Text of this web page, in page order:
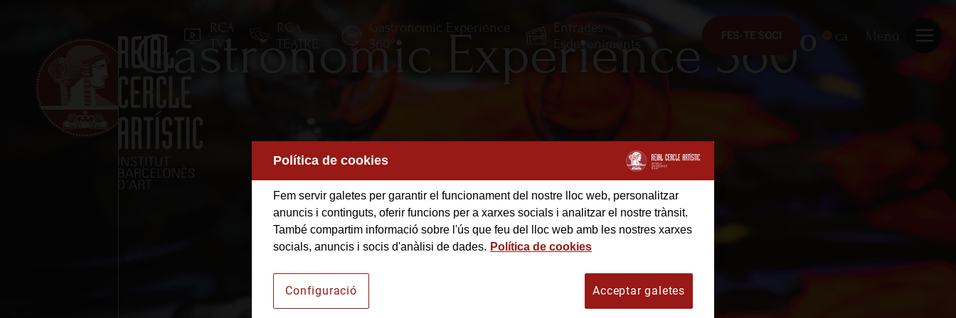
RCA
RCA
TEATRE
Gastronomic Experience
360º
Entrades
Esdeveniments
ca Menú
FES-TE SOCI
Inici
Reial Cercle Artístic
Programes i Activitats
Gastronomic Experience 360º
Política de cookies
Fem servir galetes per garantir el funcionament del nostre lloc web, personalitzar
anuncis i continguts, oferir funcions per a xarxes socials i analitzar el nostre trànsit.
També compartim informació sobre l'ús que feu del lloc web amb les nostres xarxes
socials, anuncis i socis d'anàlisi de dades. Política de cookies
Acceptar galetes
Configuració